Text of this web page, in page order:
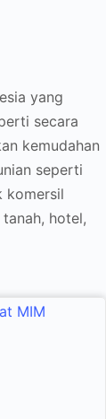
yang
secara
kemudahan
seperti
komersil
hotel,
MIM